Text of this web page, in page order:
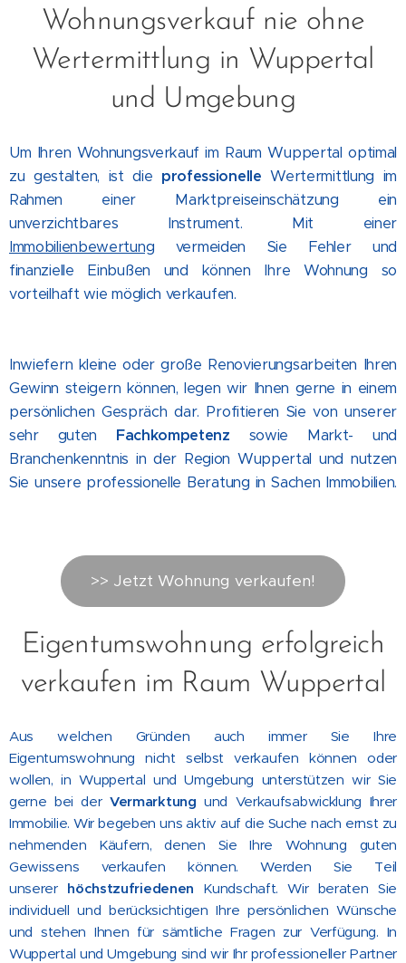
Wohnungsverkauf nie ohne
Wertermittlung in Wuppertal
und Umgebung
Um Ihren Wohnungsverkauf im Raum Wuppertal optimal
zu gestalten, ist die professionelle Wertermittlung im
Rahmen einer Marktpreiseinschätzung ein
unverzichtbares Instrument. Mit einer
Immobilienbewertung vermeiden Sie Fehler und
finanzielle Einbußen und können Ihre Wohnung so
vorteilhaft wie möglich verkaufen.
Inwiefern kleine oder große Renovierungsarbeiten Ihren
Gewinn steigern können, legen wir Ihnen gerne in einem
persönlichen Gespräch dar. Profitieren Sie von unserer
sehr guten Fachkompetenz sowie Markt- und
Branchenkenntnis in der Region Wuppertal und nutzen
Sie unsere professionelle Beratung in Sachen Immobilien.
>> Jetzt Wohnung verkaufen!
Eigentumswohnung erfolgreich
verkaufen im Raum Wuppertal
Aus welchen Gründen auch immer Sie Ihre
Eigentumswohnung nicht selbst verkaufen können oder
wollen, in Wuppertal und Umgebung unterstützen wir Sie
gerne bei der Vermarktung und Verkaufsabwicklung Ihrer
Immobilie. Wir begeben uns aktiv auf die Suche nach ernst zu
nehmenden Käufern, denen Sie Ihre Wohnung guten
Gewissens verkaufen können. Werden Sie Teil
unserer höchstzufriedenen Kundschaft. Wir beraten Sie
individuell und berücksichtigen Ihre persönlichen Wünsche
und stehen Ihnen für sämtliche Fragen zur Verfügung. In
Wuppertal und Umgebung sind wir Ihr professioneller Partner